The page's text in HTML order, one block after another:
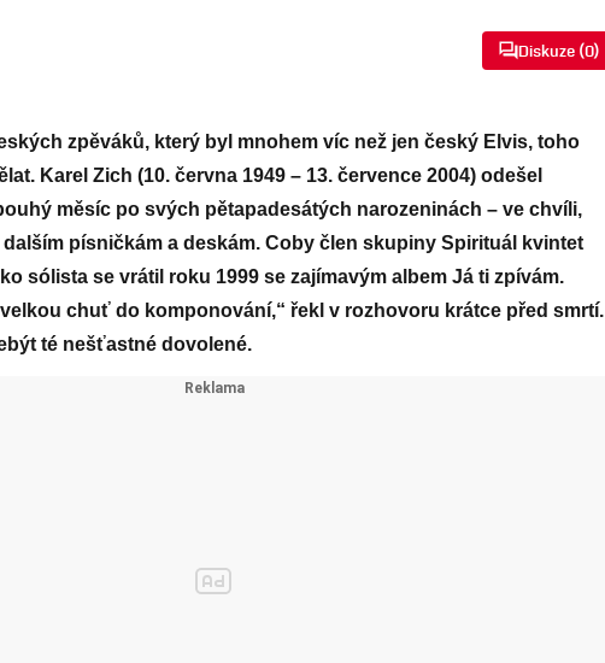
Diskuze (0)
zpěváků, který byl mnohem víc než jen český Elvis, toho
Karel Zich (10. června 1949 – 13. července 2004) odešel
měsíc po svých pětapadesátých narozeninách – ve chvíli,
písničkám a deskám. Coby člen skupiny Spirituál kvintet
sólista se vrátil roku 1999 se zajímavým albem Já ti zpívám.
chuť do komponování,“ řekl v rozhovoru krátce před smrtí.
té nešťastné dovolené.